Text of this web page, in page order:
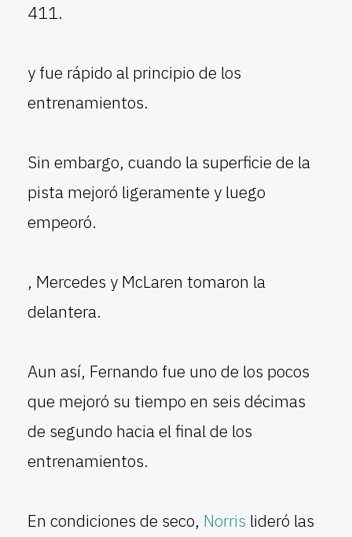
411.
y fue rápido al principio de los
entrenamientos.
Sin embargo, cuando la superficie de la
pista mejoró ligeramente y luego
empeoró.
, Mercedes y McLaren tomaron la
delantera.
Aun así, Fernando fue uno de los pocos
que mejoró su tiempo en seis décimas
de segundo hacia el final de los
entrenamientos.
En condiciones de seco, Norris lideró las